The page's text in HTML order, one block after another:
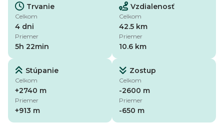
Trvanie
Celkom
4 dni
Priemer
5h 22min
Vzdialenosť
Celkom
42.5 km
Priemer
10.6 km
Stúpanie
Celkom
+2740 m
Priemer
+913 m
Zostup
Celkom
-2600 m
Priemer
-650 m